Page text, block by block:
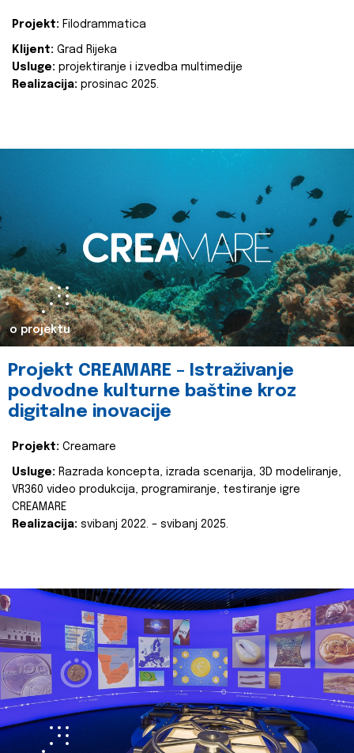
Projekt: Filodrammatica
Klijent: Grad Rijeka
Usluge: projektiranje i izvedba multimedije
Realizacija: prosinac 2025.
o projektu
Projekt CREAMARE – Istraživanje
podvodne kulturne baštine kroz
digitalne inovacije
Projekt: Creamare
Usluge: Razrada koncepta, izrada scenarija, 3D modeliranje,
VR360 video produkcija, programiranje, testiranje igre
CREAMARE
Realizacija: svibanj 2022. – svibanj 2025.